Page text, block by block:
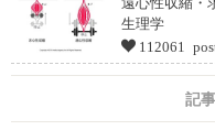
生理学
112061
記